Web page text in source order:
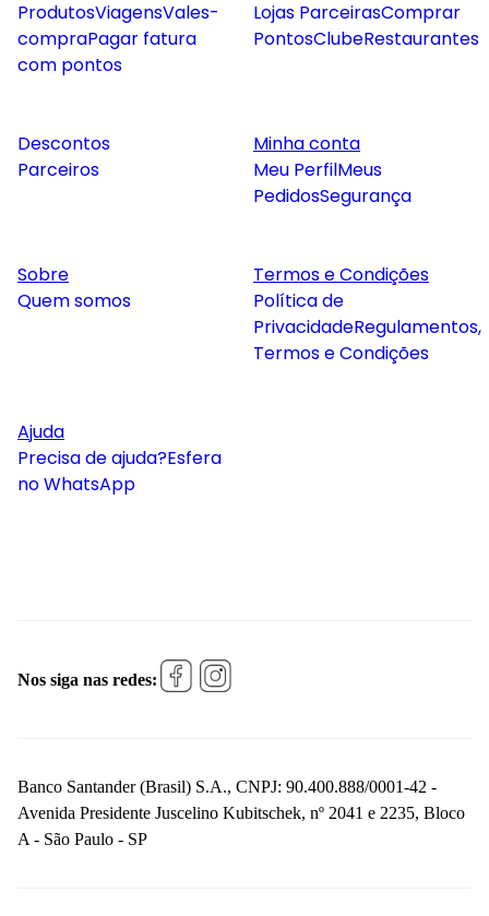
ProdutosViagensVales-
compraPagar fatura
com pontos
Lojas ParceirasComprar
PontosClubeRestaurantes
Descontos
Parceiros
Minha conta
Meu PerfilMeus
PedidosSegurança
Sobre
Quem somos
Termos e Condições
Política de
PrivacidadeRegulamentos,
Termos e Condições
Ajuda
Precisa de ajuda?Esfera
no WhatsApp
Nos siga nas redes:
Banco Santander (Brasil) S.A., CNPJ: 90.400.888/0001-42 -
Avenida Presidente Juscelino Kubitschek, nº 2041 e 2235, Bloco
A - São Paulo - SP